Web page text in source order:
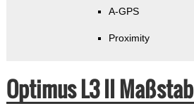
A-GPS
Proximity
Optimus L3 II Maßstab